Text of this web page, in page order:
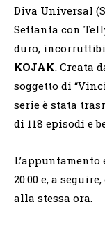
Diva Universal
Settanta con
duro,
KOJAK. Creata
soggetto di
serie è stata
di 118 episodi e
20:00 e, a
alla stessa ora.